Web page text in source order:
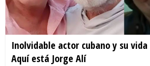
Inolvidable actor cubano y su
Aquí está Jorge Alí